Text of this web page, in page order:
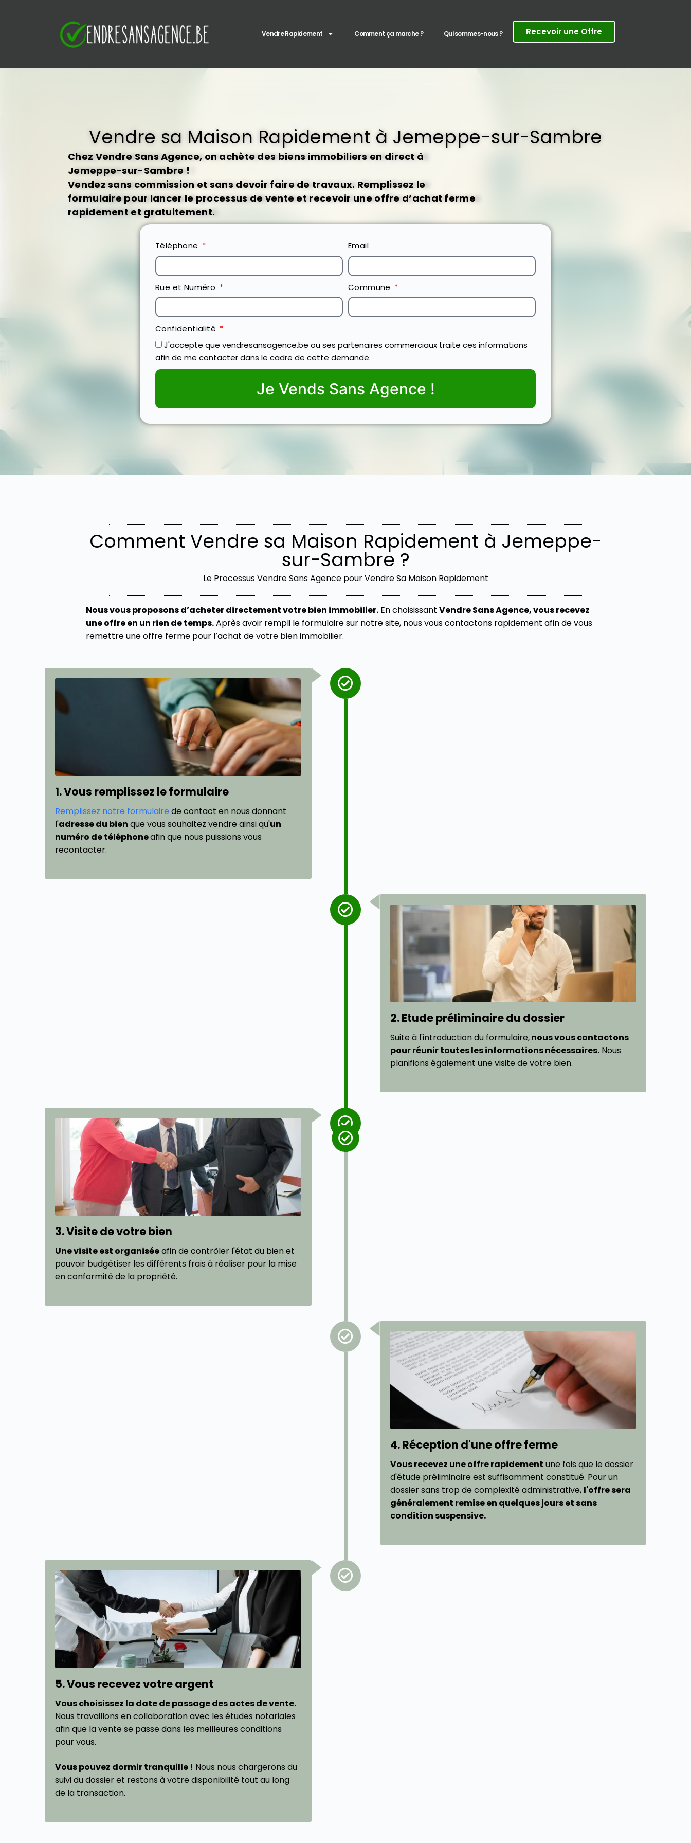
Vendre Rapidement Comment ça marche ? Qui sommes-nous ? Recevoir une Offre
Vendre sa Maison Rapidement à Jemeppe-sur-Sambre
Chez Vendre Sans Agence, on achète des biens immobiliers en direct à
Jemeppe-sur-Sambre !
Vendez sans commission et sans devoir faire de travaux. Remplissez le
formulaire pour lancer le processus de vente et recevoir une offre d’achat ferme
rapidement et gratuitement.
Téléphone Email
Rue et Numéro Commune
Confidentialité
J'accepte que vendresansagence.be ou ses partenaires commerciaux traite ces informations
afin de me contacter dans le cadre de cette demande.
Je Vends Sans Agence !
Comment Vendre sa Maison Rapidement à Jemeppe-
sur-Sambre ?
Le Processus Vendre Sans Agence pour Vendre Sa Maison Rapidement
Nous vous proposons d’acheter directement votre bien immobilier. En choisissantVendre Sans Agence, vous recevez
une offre en un rien de temps.Après avoir rempli le formulaire sur notre site, nous vous contactons rapidement afin de vous
remettre une offre ferme pour l’achat de votre bien immobilier.
1. Vous remplissez le formulaire
Remplissez notre formulaire de contact en nous donnant
l'adresse du bien que vous souhaitez vendre ainsi qu'un
numéro de téléphoneafin que nous puissions vous
recontacter.
2. Etude préliminaire du dossier
Suite à l'introduction du formulaire,nous vous contactons
pour réunir toutes les informations nécessaires.Nous
planifions également une visite de votre bien.
3. Visite de votre bien
Une visite est organiséeafin de contrôler l'état du bien et
pouvoir budgétiser les différents frais à réaliser pour la mise
en conformité de la propriété.
4. Réception d'une offre ferme
Vous recevez une offre rapidement une fois que le dossier
d'étude préliminaire est suffisamment constitué. Pour un
dossier sans trop de complexité administrative, l'offre sera
généralement remise en quelques jours et sans
condition suspensive.
5. Vous recevez votre argent
Vous choisissez la date de passage des actes de vente.
Nous travaillons en collaboration avec les études notariales
afin que la vente se passe dans les meilleures conditions
pour vous.
Vous pouvez dormir tranquille ! Nous nous chargerons du
suivi du dossier et restons à votre disponibilité tout au long
de la transaction.